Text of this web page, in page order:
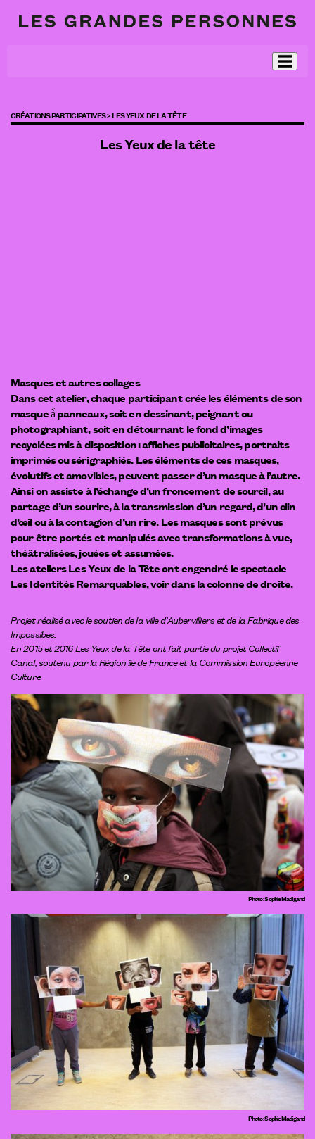
CRÉATIONS PARTICIPATIVES >LES YEUX DE LA TÊTE
Les Yeux de la tête
Masques et autres collages
Dans cet atelier, chaque participant crée les éléments de son
masque à̀ panneaux, soit en dessinant, peignant ou
photographiant, soit en détournant le fond d’images
recyclées mis à disposition : affiches publicitaires, portraits
imprimés ou sérigraphiés. Les éléments de ces masques,
évolutifs et amovibles, peuvent passer d’un masque à l’autre.
Ainsi on assiste à l’échange d’un froncement de sourcil, au
partage d’un sourire, à la transmission d’un regard, d’un clin
d’œil ou à la contagion d’un rire. Les masques sont prévus
pour être portés et manipulés avec transformations à vue,
théâtralisées, jouées et assumées.
Les ateliersLes Yeux de la Têteont engendré le spectacle
Les Identités Remarquables, voir dans la colonne de droite.
Projet réalisé avec le soutien de la ville d’Aubervilliers et dela Fabrique des
Impossibes
En 2015 et 2016 Les Yeux de la Tête ont fait partie duprojet Collectif
Canal, soutenu par la Région ile de France et la Commission Européenne
Culture
Photo : Sophie Madigand
Photo : Sophie Madigand